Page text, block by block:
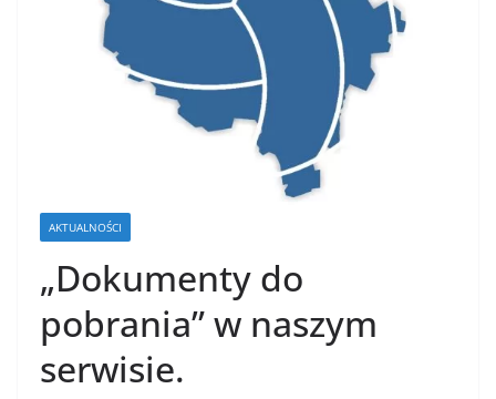
AKTUALNOŚCI
„Dokumenty do
pobrania” w naszym
serwisie.